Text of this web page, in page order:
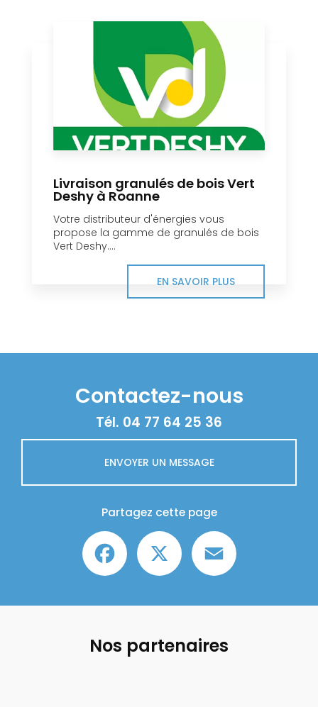
Livraison granulés de bois Vert
Deshy à Roanne
Votre distributeur d'énergies vous
propose la gamme de granulés de bois
Vert Deshy....
EN SAVOIR PLUS
Contactez-nous
Tél. 04 77 64 25 36
ENVOYER UN MESSAGE
Partagez cette page
Facebook
Nos partenaires